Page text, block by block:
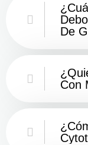
De
Con